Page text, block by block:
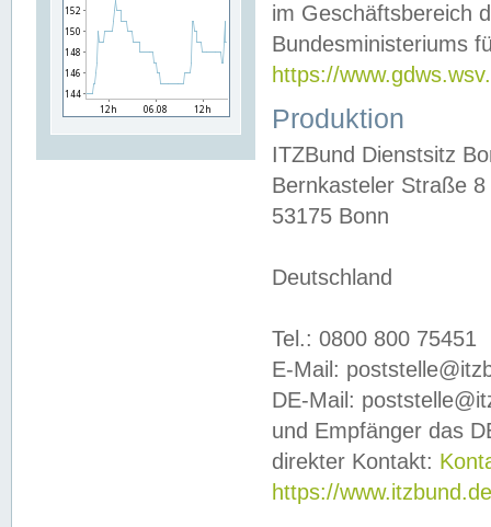
im Geschäftsbereich
Bundesministeriums
https://
Produktion
ITZBund Dienstsitz
Bernkasteler Straße 8
53175 Bonn
Deutschland
Tel.: 0800 800 75451
E-Mail:
DE-Mail:
und Empfänger das
direkter Kontakt:
https://